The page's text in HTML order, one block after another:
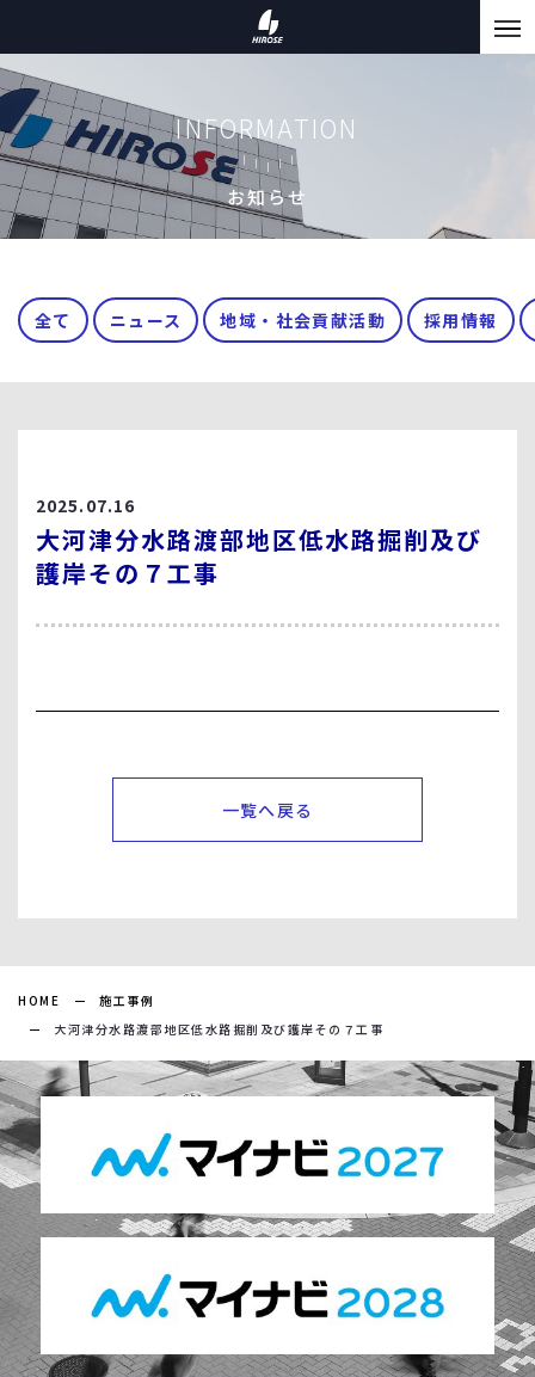
INFORMATION
お知らせ
全て ニュース 地域・社会貢献活動 採用情報
2025.07.16
大河津分水路渡部地区低水路掘削及び
護岸その７工事
一覧へ戻る
HOME
施工事例
大河津分水路渡部地区低水路掘削及び護岸その７工事